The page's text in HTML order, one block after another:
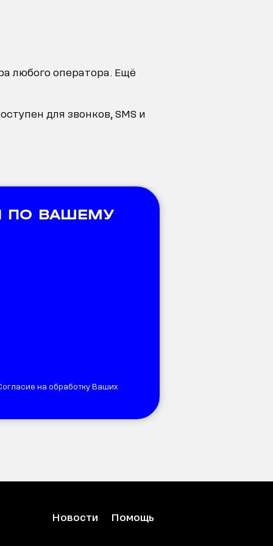
любого оператора. Ещё
для звонков, SMS и
ПО ВАШЕМУ
на обработку Ваших
Новости Помощь